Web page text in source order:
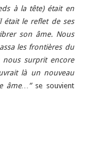
à la tête) était en
le reflet de ses
son âme. Nous
les frontières du
nous surprit encore
là un nouveau
âme…”se souvient